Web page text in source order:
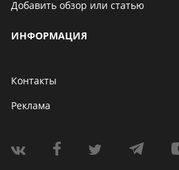
Добавить обзор или статью
ИНФОРМАЦИЯ
Контакты
Реклама